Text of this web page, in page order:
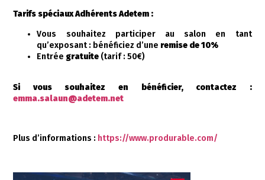
Tarifs spéciaux Adhérents Adetem :
Vous souhaitez participer au salon en tant
qu’exposant : bénéficiez d’une remise de 10%
Entrée gratuite (tarif : 50€)
Si vous souhaitez en bénéficier, contactez :
emma.salaun@adetem.net
Plus d’informations : https://www.produrable.com/